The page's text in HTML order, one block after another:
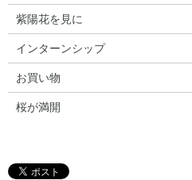
紫陽花を見に
インターンシップ
お買い物
桜が満開